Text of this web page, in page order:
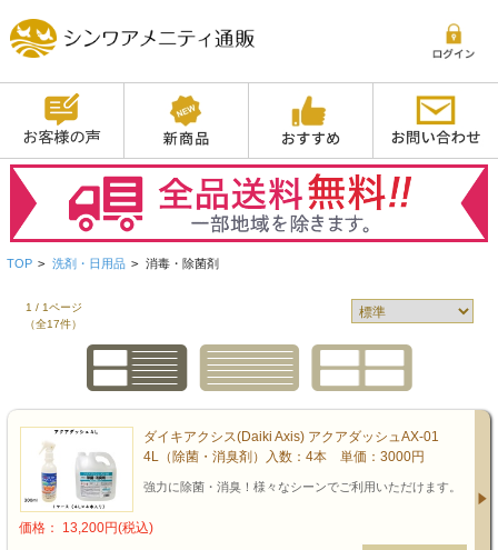
TOP > 洗剤・日用品 > 消毒・除菌剤
1 / 1ページ
（全17件）
ダイキアクシス(Daiki Axis) アクアダッシュAX-01
4L（除菌・消臭剤）入数：4本 単価：3000円
強力に除菌・消臭！様々なシーンでご利用いただけます。
価格： 13,200円(税込)